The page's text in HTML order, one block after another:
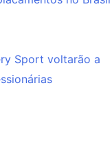
Sport voltarão a